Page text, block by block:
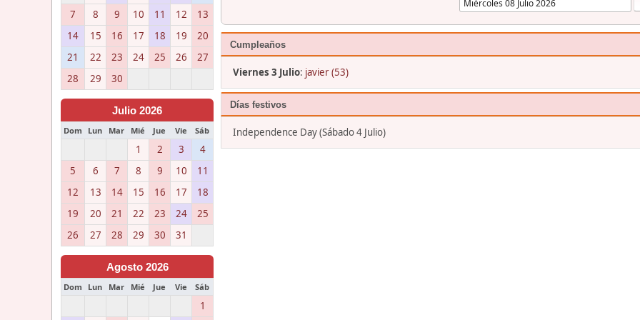
7
8 9 10 11 12
13
14
15 16 17 18 19
20
21
22 23 24 25 26
27
28
29 30
Julio 2026
Dom Lun Mar Mié Jue Vie Sáb
1 2 3
4
5
6 7 8 9 10
11
12
13 14 15 16 17
18
19
20 21 22 23 24
25
26
27 28 29 30 31
Agosto 2026
Dom Lun Mar Mié Jue Vie Sáb
1
Cumpleaños
Viernes 3 Julio: javier (53)
Días festivos
Independence Day (Sábado 4 Julio)